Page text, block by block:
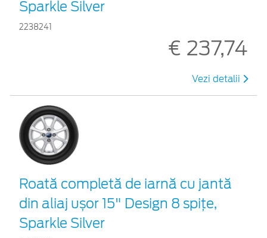
Sparkle Silver
2238241
€ 237,74
Vezi detalii
Roată completă de iarnă cu jantă
din aliaj ușor 15" Design 8 spițe,
Sparkle Silver